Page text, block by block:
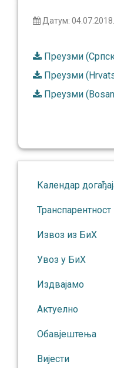
Датум: 04.07.2018.
Преузми
Преузми
Преузми
Календар
Транспарентност
Извоз из БиХ
Увоз у БиХ
Издвајамо
Актуелно
Обавјештења
Вијести